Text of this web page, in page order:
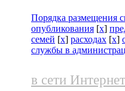
Порядка размещения
опубликования [x]
семей [x] расходах [x]
службы в
в сети Интернет